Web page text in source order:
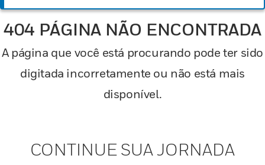
404 PÁGINA NÃO ENCONTRADA
A página que você está procurando pode ter sido
digitada incorretamente ou não está mais
disponível.
CONTINUE SUA JORNADA